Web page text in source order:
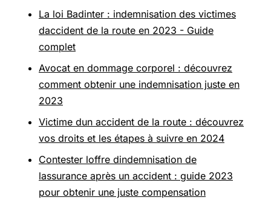
La loi Badinter : indemnisation des victimes
daccident de la route en 2023 - Guide
complet
Avocat en dommage corporel : découvrez
comment obtenir une indemnisation juste en
2023
Victime dun accident de la route : découvrez
vos droits et les étapes à suivre en 2024
Contester loffre dindemnisation de
lassurance après un accident : guide 2023
pour obtenir une juste compensation